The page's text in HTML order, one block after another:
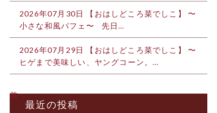
2026年07月30日 【おはしどころ菜でしこ】 〜
小さな和風パフェ〜 ⁡ ⁡ 先日…
2026年07月29日 【おはしどころ菜でしこ】 〜
ヒゲまで美味しい、ヤングコーン。…
前へ
最近の投稿